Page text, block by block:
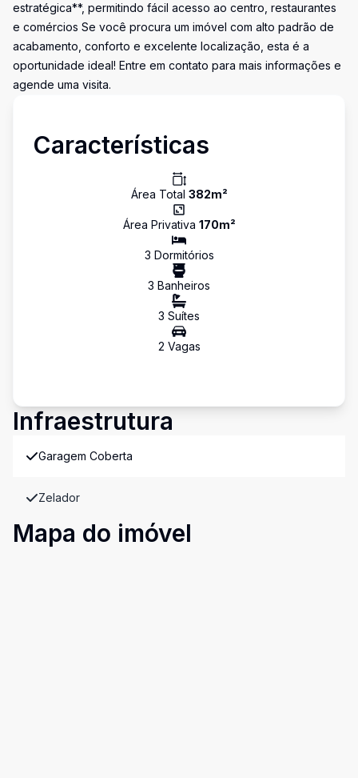
estratégica**, permitindo fácil acesso ao centro, restaurantes
e comércios Se você procura um imóvel com alto padrão de
acabamento, conforto e excelente localização, esta é a
oportunidade ideal! Entre em contato para mais informações e
agende uma visita.
Características
Área Total 382m²
Área Privativa 170m²
3 Dormitórios
3 Banheiros
3 Suítes
2 Vagas
Infraestrutura
Garagem Coberta
Zelador
Mapa do imóvel